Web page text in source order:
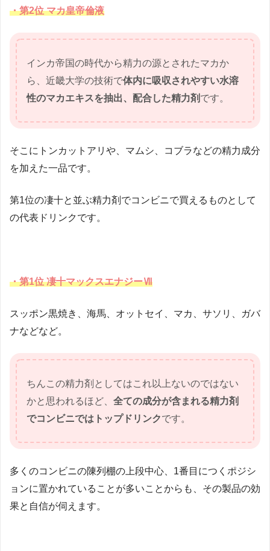
・第2位 マカ皇帝倫液
インカ帝国の時代から精力の源とされたマカか
ら、近畿大学の技術で体内に吸収されやすい水溶
性のマカエキスを抽出、配合した精力剤 です。
そこにトンカットアリや、マムシ、コブラなどの精力成分
を加えた一品です。
第1位の凄十と並ぶ精力剤でコンビニで買えるものとして
の代表ドリンクです。
・第1位 凄十マックスエナジーⅦ
スッポン黒焼き、海馬、オットセイ、マカ、サソリ、ガバ
ナなどなど。
ちんこの精力剤としてはこれ以上ないのではない
かと思われるほど、 全ての成分が含まれる精力剤
でコンビニではトップドリンクです。
多くのコンビニの陳列棚の上段中心、1番目につくポジシ
ョンに置かれていることが多いことからも、その製品の効
果と自信が伺えます。